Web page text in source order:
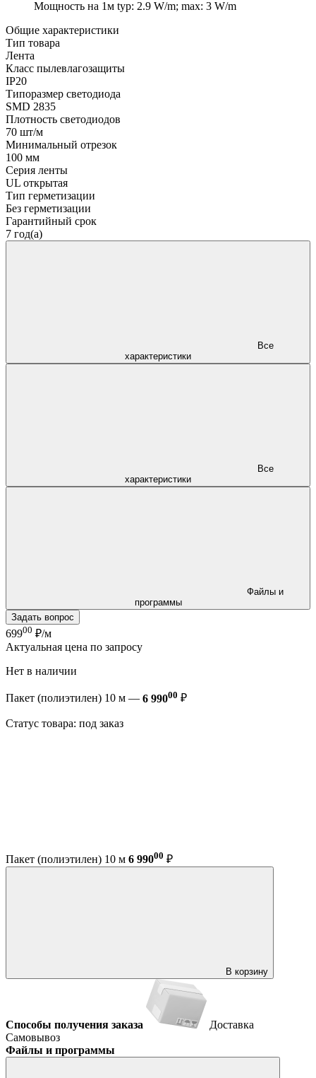
Мощность на 1м typ: 2.9 W/m; max: 3 W/m
Общие характеристики
Тип товара
Лента
Класс пылевлагозащиты
IP20
Типоразмер светодиода
SMD 2835
Плотность светодиодов
70 шт/м
Минимальный отрезок
100 мм
Серия ленты
UL открытая
Тип герметизации
Без герметизации
Гарантийный срок
7 год(а)
характеристики
характеристики
программы
Задать вопрос
69900 ₽/м
Актуальная цена по запросу
Нет в наличии
Пакет (полиэтилен) 10 м — 6 99000 ₽
Статус товара: под заказ
Пакет (полиэтилен) 10 м 6 99000 ₽
В корзину
Способы получения заказа
Доставка
Самовывоз
Файлы и программы